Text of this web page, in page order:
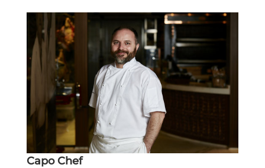
Capo Chef